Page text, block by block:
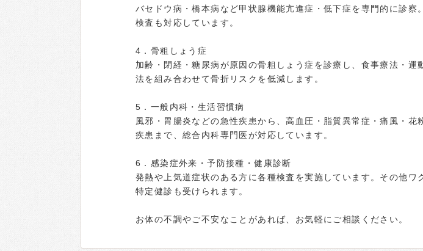
バセドウ病・橋本病など甲状腺機能亢進症・低下症を専門的に診察
検査も対応しています。
4．骨粗しょう症
加齢・閉経・糖尿病が原因の骨粗しょう症を診療し、食事療法・運
法を組み合わせて骨折リスクを低減します。
5．一般内科・生活習慣病
風邪・胃腸炎などの急性疾患から、高血圧・脂質異常症・痛風・花
疾患まで、総合内科専門医が対応しています。
6．感染症外来・予防接種・健康診断
発熱や上気道症状のある方に各種検査を実施しています。その他ワ
特定健診も受けられます。
お体の不調やご不安なことがあれば、お気軽にご相談ください。